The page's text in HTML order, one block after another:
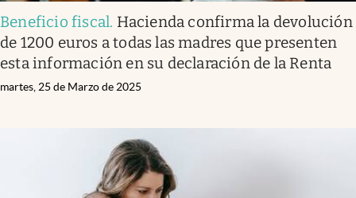
Beneficio fiscal. Hacienda confirma la devolución
de 1200 euros a todas las madres que presenten
esta información en su declaración de la Renta
martes, 25 de Marzo de 2025